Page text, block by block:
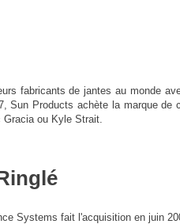
fabricants de jantes au monde
Sun Products achète la marque
ou Kyle Strait.
Systems fait l'acquisition en juin